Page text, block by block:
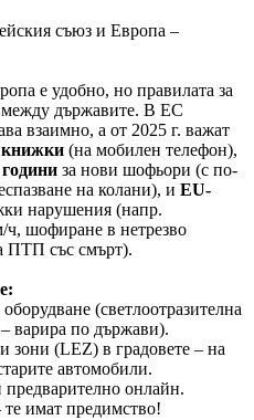
съюз и Европа –
е удобно, но правилата за
между държавите. В ЕС
взаимно, а от 2025 г. важат
(на мобилен телефон),
за нови шофьори (с по-
на колани), и EU-
нарушения (напр.
ч, шофиране в нетрезво
ПТП със смърт).
(светлоотразителна
варира по държави).
зони (LEZ) в градовете – на
автомобили.
онлайн.
имат предимство!